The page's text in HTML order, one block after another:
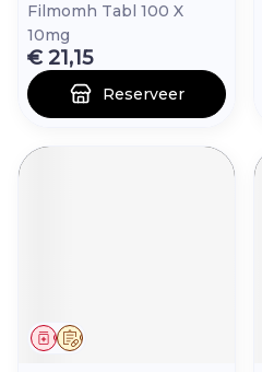
Filmomh Tabl 100 X
10mg
€ 21,15
Reserveer
Op voorschrift
Geneesmiddel